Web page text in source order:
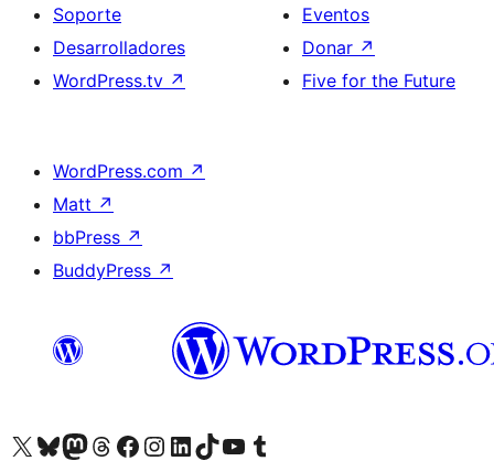
Soporte
Desarrolladores
WordPress.tv ↗
Eventos
Donar ↗
Five for the Future
WordPress.com ↗
Matt ↗
bbPress ↗
BuddyPress ↗
Visita nuestra cuenta de X (anteriormente Twitter)
Visita nuestra cuenta de Bluesky
Visita nuestra cuenta de Mastodon
Visita nuestra cuenta de Threads
Visita nuestra página de Facebook
Visita nuestra cuenta de Instagram
Visita nuestra cuenta de LinkedIn
Visita nuestra cuenta de TikTok
Visita nuestro canal de YouTube
Visita nuestra cuenta de Tumblr